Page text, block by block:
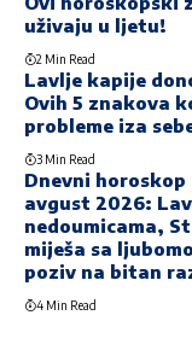
uživaju u ljetu!
2 Min Read
Lavlje kapije
Ovih 5 znakova
probleme iza
3 Min Read
Dnevni
avgust 2026:
nedoumicama,
miješa sa
poziv na bitan
4 Min Read